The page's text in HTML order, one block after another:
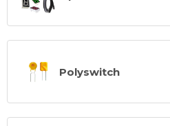
Polyswitch